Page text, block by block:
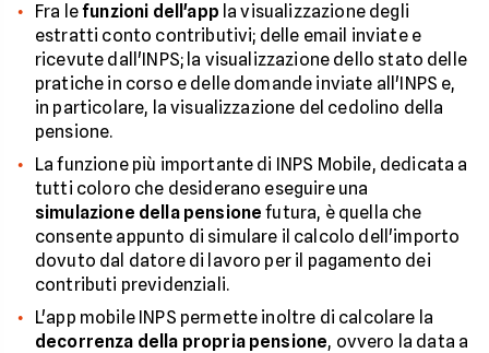
Fra lefunzioni dell'app la visualizzazione degli
estratti conto contributivi; delle email inviate e
ricevute dall'INPS; la visualizzazione dello stato delle
pratiche in corso e delle domande inviate all'INPS e,
in particolare, la visualizzazione del cedolino della
pensione.
La funzione più importante di INPS Mobile, dedicata a
tutti coloro che desiderano eseguire una
simulazione della pensione futura, è quella che
consente appunto di simulare il calcolo dell'importo
dovuto dal datore di lavoro per il pagamento dei
contributi previdenziali.
L'app mobile INPS permette inoltre di calcolare la
decorrenza della propria pensione, ovvero la data a